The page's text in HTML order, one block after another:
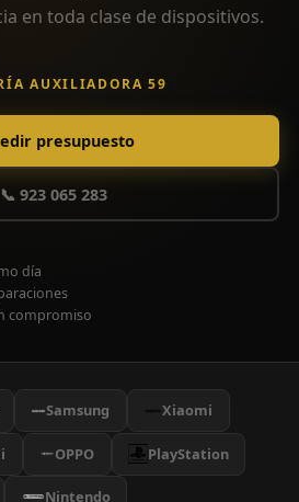
en toda clase de dispositivos.
AUXILIADORA 59
presupuesto
📞 923 065 283
día
compromiso
Samsung Xiaomi
OPPO PlayStation
Nintendo